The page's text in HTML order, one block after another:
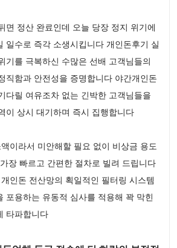
면 정산 완료인데 오늘 당장 정지 위기에
일수로 즉각 소생시킵니다 개인돈후기 실
기를 극복하신 수많은 선배 고객님들의
직함과 안전성을 증명합니다 야간개인돈
다릴 여유조차 없는 긴박한 고객님들을
이 상시 대기하며 즉시 집행합니다
이라서 미안해할 필요 없이 비상금 용도
장 빠르고 간편한 절차로 빌려 드립니다
인돈 전산망의 획일적인 필터링 시스템
포용하는 유동적 심사를 적용해 꽉 막힌
타파합니다